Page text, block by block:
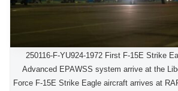
250116-F-YU924-1972 First F-15E Strike
Advanced EPAWSS system arrive at the
Force F-15E Strike Eagle aircraft arrives at